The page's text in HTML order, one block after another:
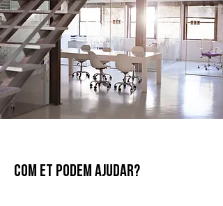
COM et podem ajudar?